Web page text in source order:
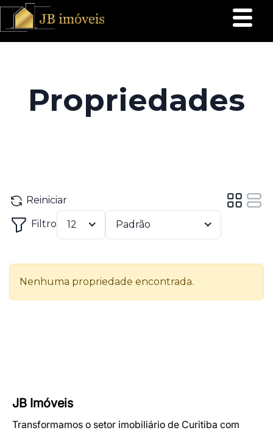
JB Imóveis
Transformamos o setor imobiliário de Curitiba com